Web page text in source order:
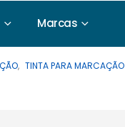
Marcas
, TINTA PARA MARCAÇÃO